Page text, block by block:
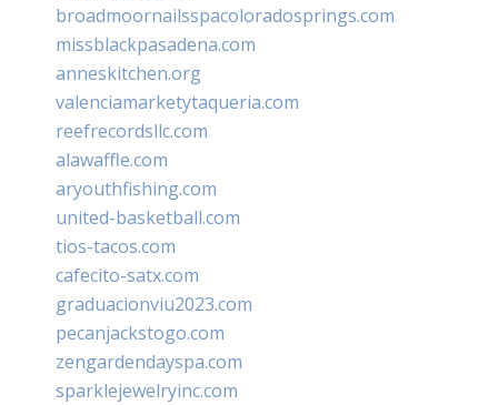
broadmoornailsspacoloradosprings.com
missblackpasadena.com
anneskitchen.org
valenciamarketytaqueria.com
reefrecordsllc.com
alawaffle.com
aryouthfishing.com
united-basketball.com
tios-tacos.com
cafecito-satx.com
graduacionviu2023.com
pecanjackstogo.com
zengardendayspa.com
sparklejewelryinc.com